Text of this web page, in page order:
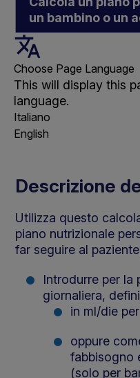
un bambino o un
Choose Page Language
This will display this
language.
Italiano
English
Descrizione
Utilizza questo
piano nutrizionale
far seguire al
Introdurre per la
giornaliera,
in ml/die
oppure
fabbisogno
(solo per